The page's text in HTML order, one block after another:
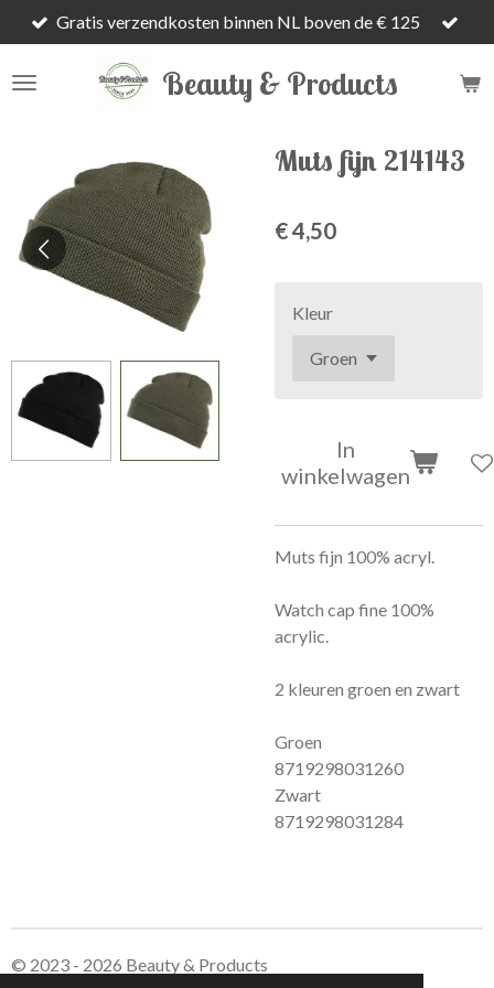
Ga
direct
naar
Beauty & Products
Gratis verzendkosten binnen NL boven de € 125
Muts fijn 214143
€ 4,50
Kleur
In
winkelwagen
Muts fijn 100% acryl.
Watch cap fine 100%
acrylic.
2 kleuren groen en zwart
Groen
8719298031260
Zwart
8719298031284
© 2023 - 2026 Beauty & Products